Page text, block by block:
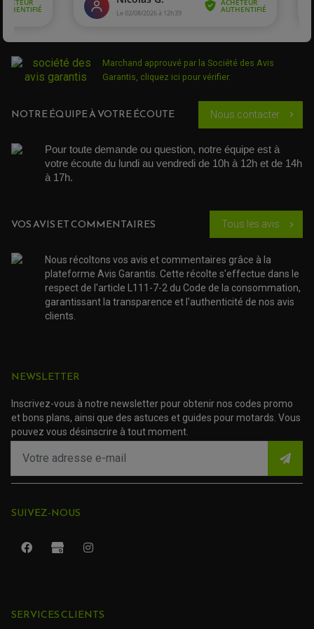
PIPE D'ADMISSION
PNEUMATIQUE
CHAMBRE A AIR
PATINS DE PROTECTION TOP BLOCK
PROTECTION FOURCHE ET BRAS OSCILLANT
PROTECTION SILENCIEUX
PROTECTION LEVIER
TAMPONS ALLOY ULTIMA
ROULEMENT DE ROUE
TRANSMISSION
AMORTISSEUR DE COUPLE
EMBRAYAGE MOTO
KIT CHAÎNE MOTO
NOS MARQUES
ACCESSOIRE SCOOTER GILERA
ACCESSOIRE SCOOTER HONDA
ACCESSOIRE SCOOTER KYMCO
ACCESSOIRE SCOOTER MBK
ACCESSOIRE SCOOTER PEUGEOT
ACCESSOIRE SCOOTER VESPA
ACCESSOIRE SCOOTER YAMAHA
OUTILLAGE ET ACCESSOIRES ATELIER
OUTILLAGE QUAD
KIT ROULEMENT DE BRAS OSCILLANT
POIGNÉE
GUIDON CROSS ET ENDURO
SUSPENSION
JOINT SPY
FOURCHE ET AMORTISSEUR
Marchand approuvé par la Société des Avis
Garantis, cliquez ici pour vérifier.
NOTRE ÉQUIPE À VOTRE ÉCOUTE Nous contacter chevron_right
Pour toute demande ou question, notre équipe est à
votre écoute du lundi au vendredi de 10h à 12h et de 14h
à 17h.
VOS AVIS ET COMMENTAIRES Tous les avis chevron_right
Nous récoltons vos avis et commentaires grâce à la
plateforme Avis Garantis. Cette récolte s'effectue dans le
respect de l'article L111-7-2 du Code de la consommation,
garantissant la transparence et l'authenticité de nos avis
clients.
NEWSLETTER
Inscrivez-vous à notre newsletter pour obtenir nos codes promo
et bons plans, ainsi que des astuces et guides pour motards. Vous
pouvez vous désinscrire à tout moment.
SUIVEZ-NOUS
SERVICES CLIENTS